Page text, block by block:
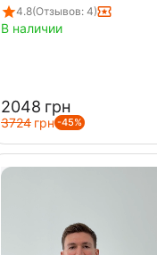
бомбер
4.8(Отзывов: 4)
В наличии
‍2048‍ грн
‍3724‍ грн -45%